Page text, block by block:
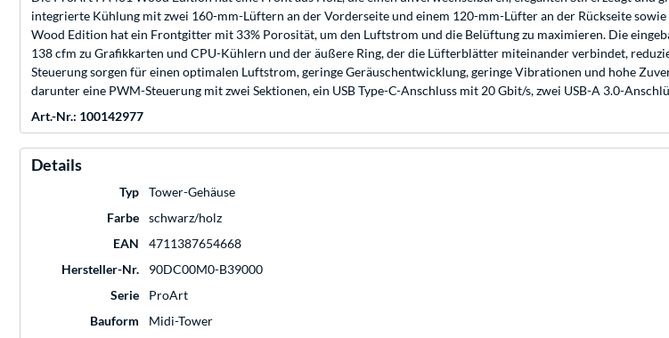
integrierte Kühlung mit zwei 160-mm-Lüftern an der Vorderseite und einem 120-mm-Lüfter an der Rückseite
Wood Edition hat ein Frontgitter mit 33% Porosität, um den Luftstrom und die Belüftung zu maximieren. Die
138 cfm zu Grafikkarten und CPU-Kühlern und der äußere Ring, der die Lüfterblätter miteinander verbindet,
Steuerung sorgen für einen optimalen Luftstrom, geringe Geräuschentwicklung, geringe Vibrationen und hohe
darunter eine PWM-Steuerung mit zwei Sektionen, ein USB Type-C-Anschluss mit 20 Gbit/s, zwei USB-A 3.0-
Art.-Nr.: 100142977
Details
Typ
Tower-Gehäuse
Farbe
schwarz/holz
EAN
4711387654668
Hersteller-Nr.
90DC00M0-B39000
Serie
ProArt
Bauform
Midi-Tower